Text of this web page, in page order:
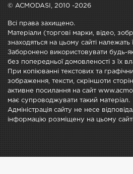
© ACMODASI, 2010 -2026
Всі права захищено.
Матеріали (торгові марки, відео,
знаходяться на цьому сайті належать
Заборонено використовувати будь-
без попередньої домовленості з їх
При копіюванні текстових та
зображення, тексти, скріншоти
активне посилання на сайт
має супроводжувати такий матеріал.
Адміністрація сайту не несе
інформацію розміщену на цьому